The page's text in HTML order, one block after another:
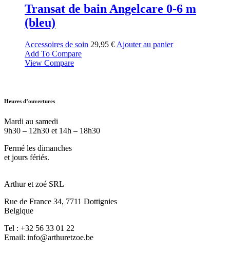
Transat de bain Angelcare 0-6 m
(bleu)
Accessoires de soin 29,95 € Ajouter au panier
Add To Compare
View Compare
Heures d’ouvertures
Mardi au samedi
9h30 – 12h30 et 14h – 18h30
Fermé les dimanches
et jours fériés.
Arthur et zoé SRL
Rue de France 34, 7711 Dottignies
Belgique
Tel : +32 56 33 01 22
Email: info@arthuretzoe.be